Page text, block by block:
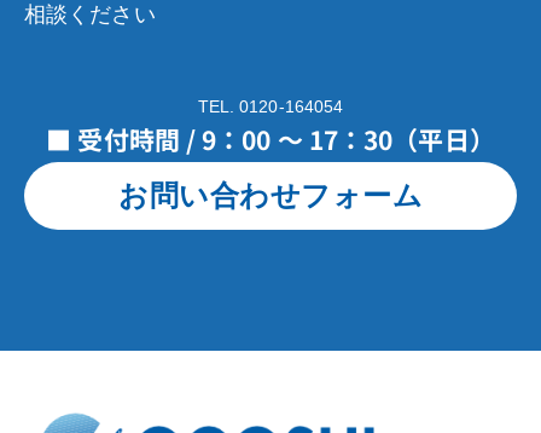
相談ください
TEL. 0120-164054
■ 受付時間 / 9：00 ～ 17：30（平日）
お問い合わせフォーム